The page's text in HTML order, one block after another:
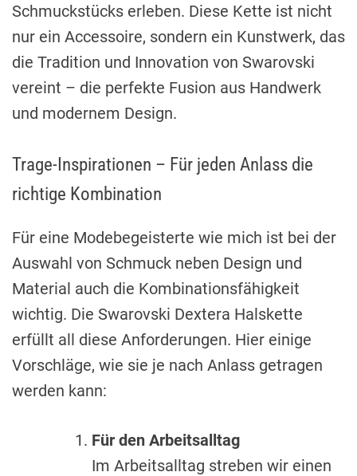
Schmuckstücks erleben. Diese Kette ist nicht
nur ein Accessoire, sondern ein Kunstwerk, das
die Tradition und Innovation von Swarovski
vereint – die perfekte Fusion aus Handwerk
und modernem Design.
Trage-Inspirationen – Für jeden Anlass die
richtige Kombination
Für eine Modebegeisterte wie mich ist bei der
Auswahl von Schmuck neben Design und
Material auch die Kombinationsfähigkeit
wichtig. Die Swarovski Dextera Halskette
erfüllt all diese Anforderungen. Hier einige
Vorschläge, wie sie je nach Anlass getragen
werden kann:
Für den Arbeitsalltag
Im Arbeitsalltag streben wir einen